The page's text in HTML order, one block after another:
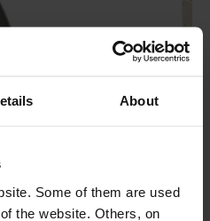
About
Some of them are used
the website. Others, on
-